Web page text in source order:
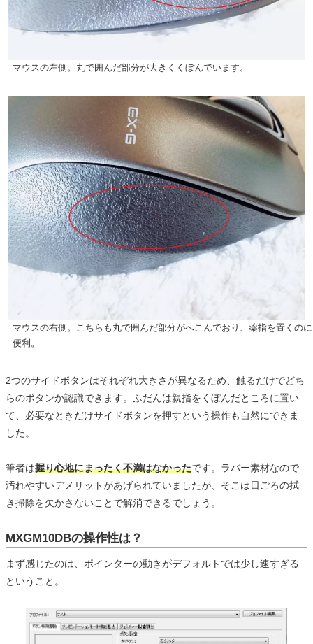
マウスの左側。丸で囲んだ部分が大きくくぼんでいます。
マウスの右側。こちらも丸で囲んだ部分がへこんでおり、薬指を置くのに
便利。
2つのサイドボタンはそれぞれ大きさが異なるため、触るだけでどち
らのボタンか認識できます。ふだんは親指をくぼんだところに置い
て、必要なときだけサイドボタンを押すという操作も自然にできま
した。
筆者は握り心地にまったく不満はなかったです。ラバー素材なので
汚れやすいデメリットがあげられていましたが、そこは日ごろの拭
き掃除を欠かさないことで解消できるでしょう。
MXGM10DBの操作性は？
まず感じたのは、ポインターの動きがデフォルトでは少し速すぎる
ということ。